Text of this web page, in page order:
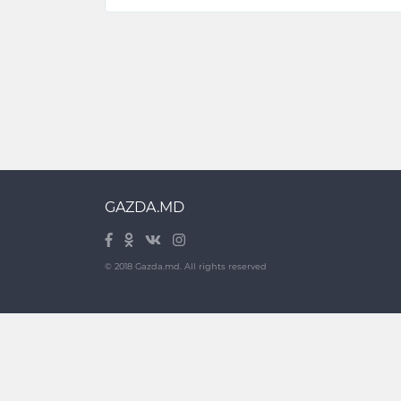
GAZDA.MD
© 2018 Gazda.md. All rights reserved